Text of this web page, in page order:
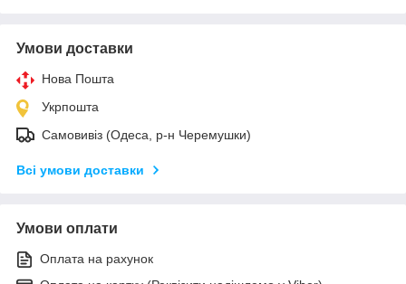
Умови доставки
Нова Пошта
Укрпошта
Самовивіз (Одеса, р-н Черемушки)
Всі умови доставки
Умови оплати
Оплата на рахунок